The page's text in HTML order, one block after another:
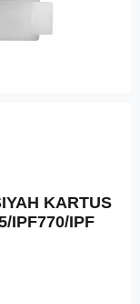
KARTUS
IPF770/IPF